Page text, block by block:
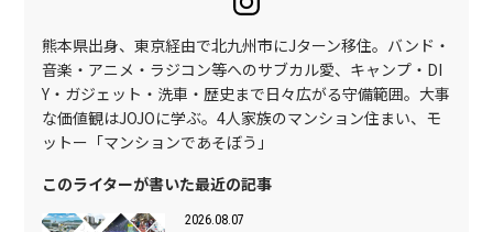
熊本県出身、東京経由で北九州市にJターン移住。バンド・
音楽・アニメ・ラジコン等へのサブカル愛、キャンプ・DI
Y・ガジェット・洗車・歴史まで日々広がる守備範囲。大事
な価値観はJOJOに学ぶ。4人家族のマンション住まい、モ
ットー「マンションであそぼう」
このライターが書いた最近の記事
2026.08.07